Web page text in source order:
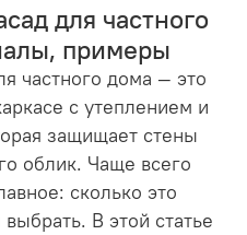
для частного
примеры
частного дома — это
с утеплением и
защищает стены
облик. Чаще всего
сколько это
В этой статье